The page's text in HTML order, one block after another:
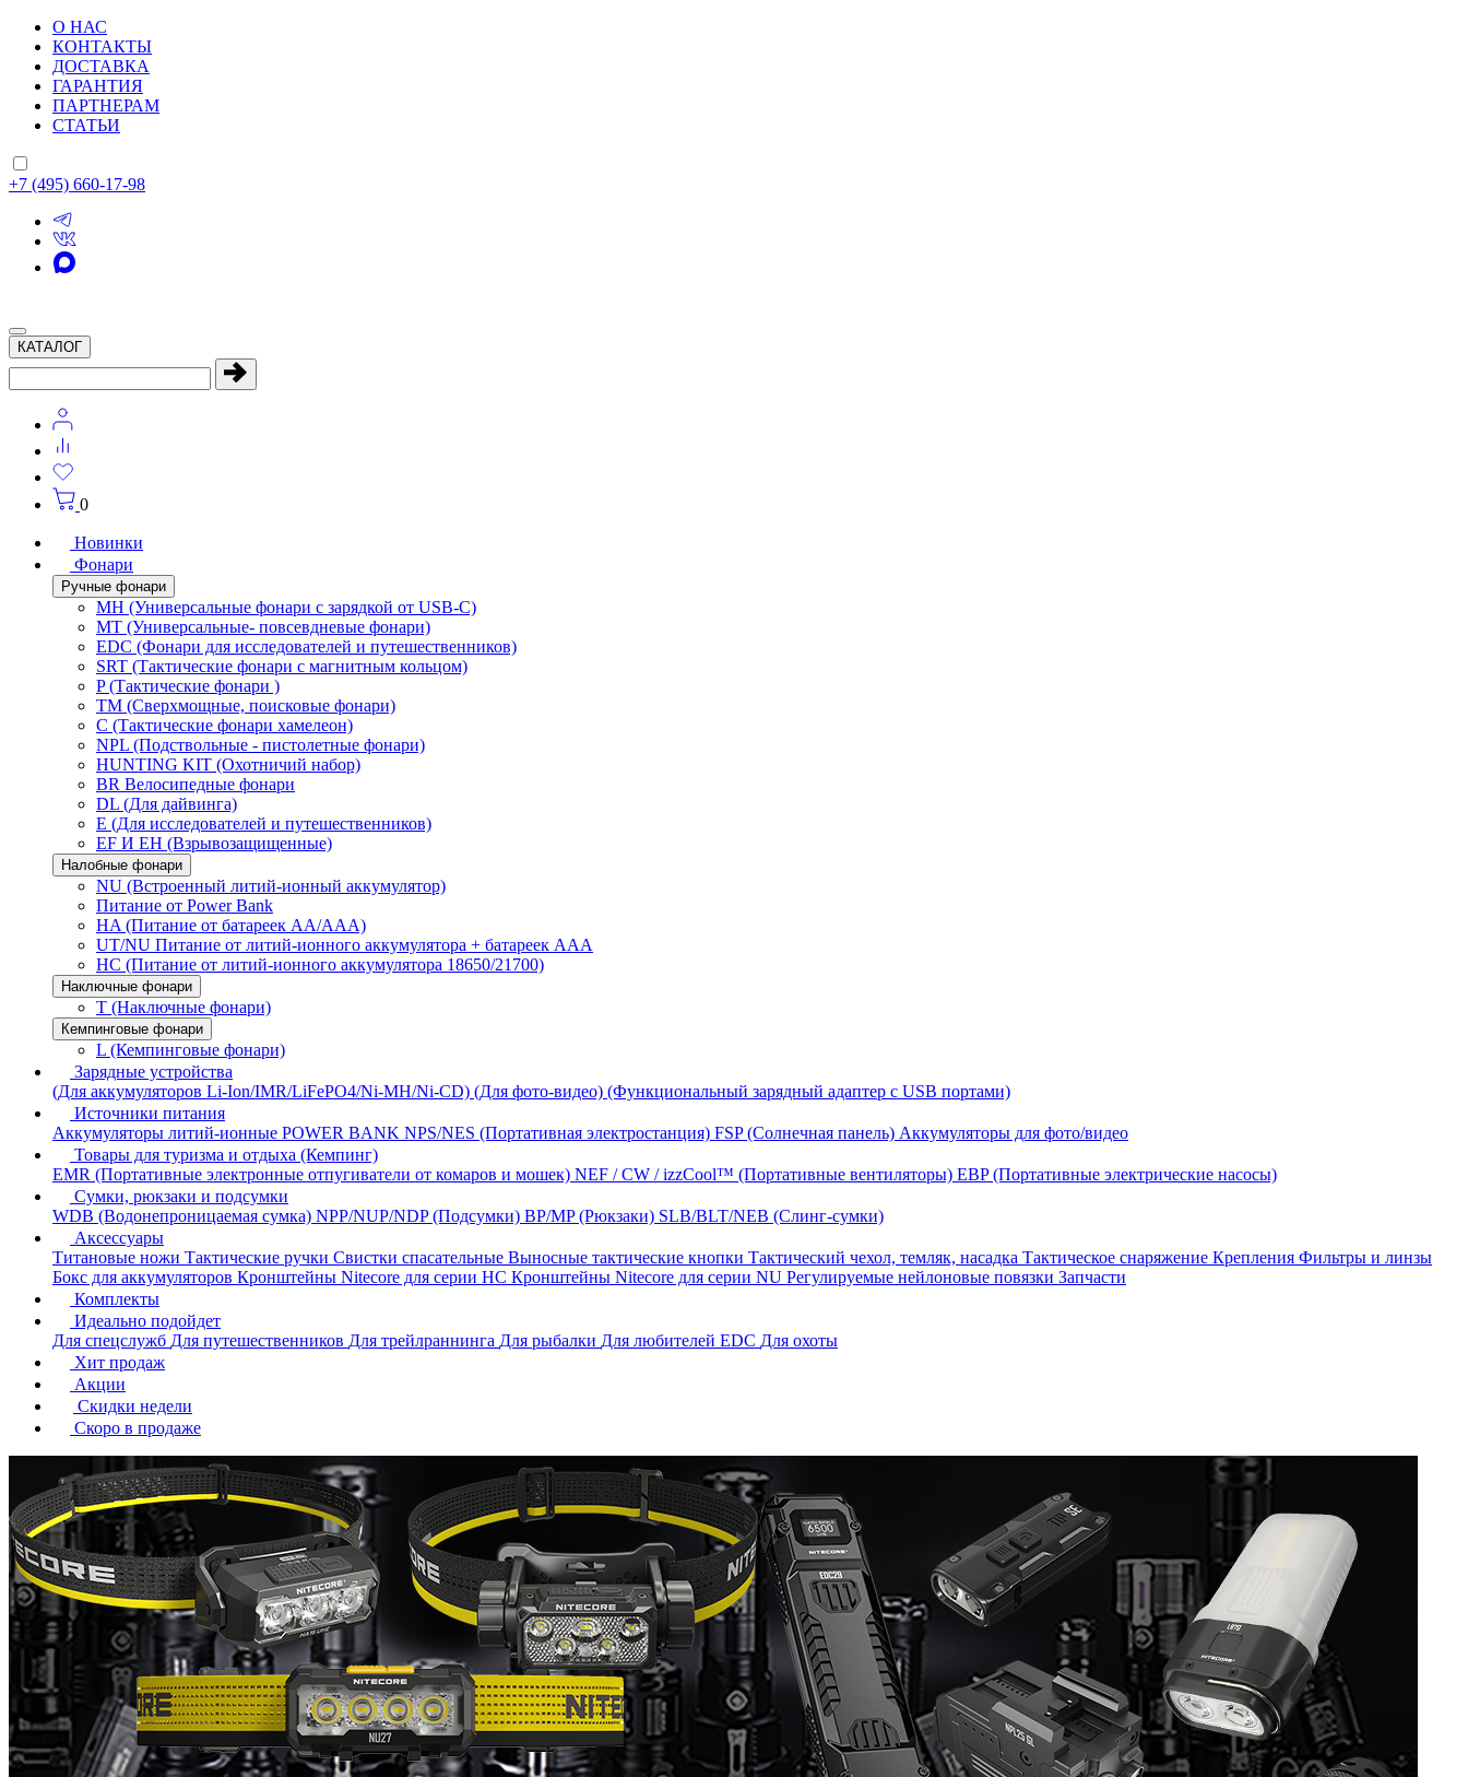
О НАС
КОНТАКТЫ
ДОСТАВКА
ГАРАНТИЯ
ПАРТНЕРАМ
СТАТЬИ
+7 (495) 660-17-98
КАТАЛОГ
0
Новинки
Фонари
Ручные фонари
MH (Универсальные фонари с зарядкой от USB-C)
MT (Универсальные- повсевдневые фонари)
EDC (Фонари для исследователей и путешественников)
SRT (Тактические фонари с магнитным кольцом)
P (Тактические фонари )
TM (Сверхмощные, поисковые фонари)
C (Тактические фонари хамелеон)
NPL (Подствольные - пистолетные фонари)
HUNTING KIT (Охотничий набор)
BR Велосипедные фонари
DL (Для дайвинга)
E (Для исследователей и путешественников)
EF И EH (Взрывозащищенные)
Налобные фонари
NU (Встроенный литий-ионный аккумулятор)
Питание от Power Bank
HA (Питание от батареек AA/AAA)
UT/NU Питание от литий-ионного аккумулятора + батареек AAA
HC (Питание от литий-ионного аккумулятора 18650/21700)
Наключные фонари
T (Наключные фонари)
Кемпинговые фонари
L (Кемпинговые фонари)
Зарядные устройства
(Для аккумуляторов Li-Ion/IMR/LiFePO4/Ni-MH/Ni-CD) (Для фото-видео) (Функциональный зарядный адаптер с USB портами)
Источники питания
Аккумуляторы литий-ионные POWER BANK NPS/NES (Портативная электростанция) FSP (Солнечная панель) Аккумуляторы для фото/видео
Товары для туризма и отдыха (Кемпинг)
EMR (Портативные электронные отпугиватели от комаров и мошек) NEF / CW / izzCool™ (Портативные вентиляторы) EBP (Портативные электрические насосы)
Сумки, рюкзаки и подсумки
WDB (Водонепроницаемая сумка) NPP/NUP/NDP (Подсумки) BP/MP (Рюкзаки) SLB/BLT/NEB (Слинг-сумки)
Аксессуары
Титановые ножи Тактические ручки Свистки спасательные Выносные тактические кнопки Тактический чехол, темляк, насадка Тактическое снаряжение Крепления Фильтры и линзы
Бокс для аккумуляторов Кронштейны Nitecore для серии HС Кронштейны Nitecore для серии NU Регулируемые нейлоновые повязки Запчасти
Комплекты
Идеально подойдет
Для спецслужб Для путешественников Для трейлраннинга Для рыбалки Для любителей EDC Для охоты
Хит продаж
Акции
Скидки недели
Скоро в продаже